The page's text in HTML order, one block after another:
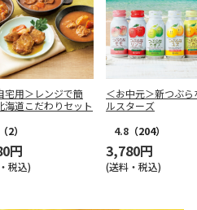
宅用＞レンジで簡
道こだわりセット
（2）
円
税込)
＜お中元＞新つぶら
ルスターズ
4.8 （204）
3,780円
(送料・税込)